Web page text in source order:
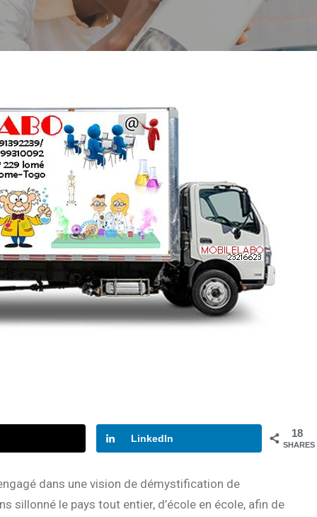
18
SHARES
LinkedIn
dans une vision de démystification de
sillonné le pays tout entier, d’école en école, afin de